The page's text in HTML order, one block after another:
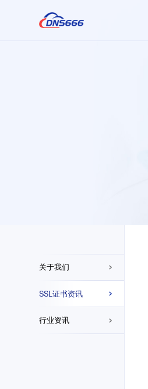
关于我们
SSL证书资讯
行业资讯